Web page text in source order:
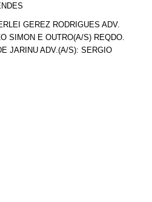
GEREZ RODRIGUES ADV.
SIMON E OUTRO(A/S) REQDO.
JARINU ADV.(A/S): SERGIO